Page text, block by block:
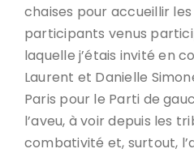
chaises pour accueillir
participants venus
laquelle j’étais invité en
Laurent et Danielle
Paris pour le Parti de
l’aveu, à voir depuis les
combativité et, surtout,